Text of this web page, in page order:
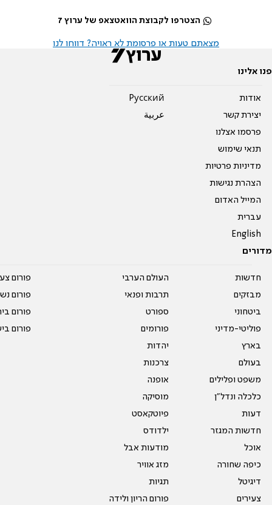
הצטרפו לקבוצת הוואטצאפ של ערוץ 7
מצאתם טעות או פרסומת לא ראויה? דווחו לנו
פנו אלינו
אודות
יצירת קשר
פרסמו אצלנו
תנאי שימוש
מדיניות פרטיות
הצהרת נגישות
המייל האדום
עברית
English
Pусский
عربية
מדורים
חדשות
מבזקים
ביטחוני
פוליטי-מדיני
בארץ
בעולם
משפט ופלילים
כלכלה ונדל"ן
דעות
חדשות המגזר
אוכל
כיפה שחורה
דיגיטל
צעירים
העולם הערבי
תרבות ופנאי
ספורט
פורומים
יהדות
צרכנות
אופנה
מוסיקה
פיוטקאסט
ילדודס
מודעות אבל
מזג אוויר
תגיות
פורום הריון ולידה
פורום
פורום
פורום
פורום